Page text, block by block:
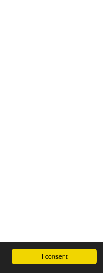
I consent